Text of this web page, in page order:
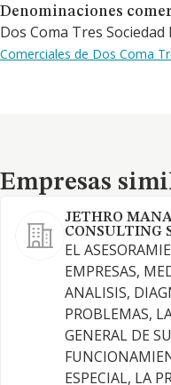
Denominaciones
Dos Coma Tres
Comerciales de Dos Coma
Empresas similares
Empresas
JETHRO
CONSULTING
EL
EMPRESAS,
ANALISIS,
PROBLEMAS,
GENERAL DE SU
ESPECIAL, LA